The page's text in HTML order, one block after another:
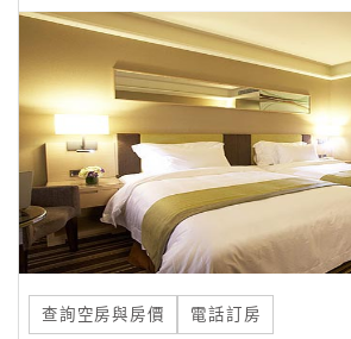
客
服
聯
絡
單
Line
線
上
查詢空房與房價 電話訂房